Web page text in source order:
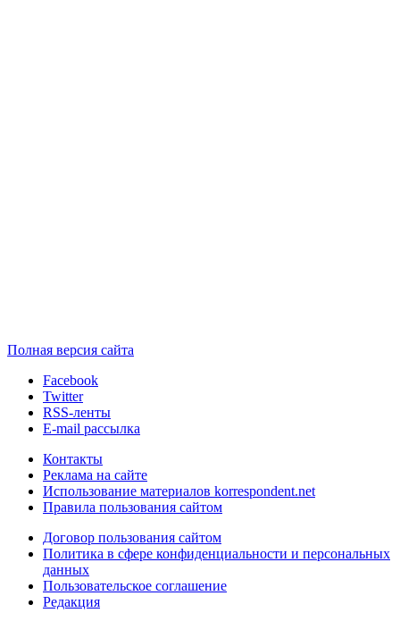
Полная версия сайта
Facebook
Twitter
RSS-ленты
E-mail рассылка
Контакты
Реклама на сайте
Использование материалов korrespondent.net
Правила пользования сайтом
Договор пользования сайтом
Политика в сфере конфиденциальности и персональных
данных
Пользовательское соглашение
Редакция